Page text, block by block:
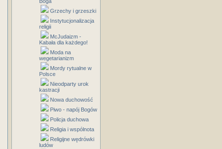
Grzechy i grzeszki
Instytucjonalizacja
religii
McJudaizm -
Kabała dla każdego!
Moda na
wegetarianizm
Mordy rytualne w
Polsce
Nieodparty urok
kastracji
Nowa duchowość
Piwo - napój Bogów
Policja duchowa
Religia i wspólnota
Religijne wędrówki
ludów